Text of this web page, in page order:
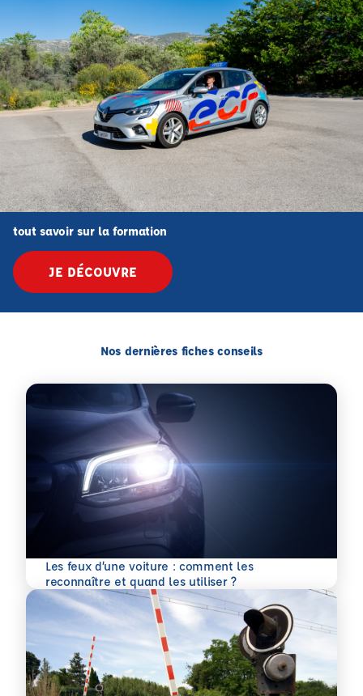
tout savoir sur la formation
JE DÉCOUVRE
Nos dernières fiches conseils
Les feux d’une voiture : comment les
reconnaître et quand les utiliser ?
En savoir plus